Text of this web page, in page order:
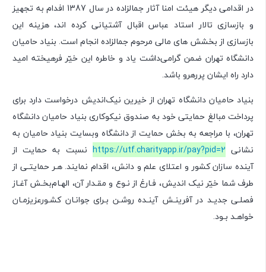
در اقدامی دیگر هیئت امنا آثار جمالزاده در سال 1387 افدام به تجهیز
و بازسازی تالار استاد عباس اقبال آشتیانی کرده اند، هزینه این
بازسازی از بخشش های مالی مرحوم جمالزاده انجام است. بنیاد حامیان
دانشگاه تهران ضمن گرامی‌داشت یاد و خاطره این خیّر فرهیخته امید
دارد راه ایشان پررهرو باشد.
بنیاد حامیان دانشگاه تهران از خیرین نیک‌اندیش درخواست دارد برای
پرداخت مبالغ حمایتی خود به صندوق نیکوکاری بنیاد حامیان دانشگاه
تهران، با مراجعه به بخش حمایت از دانشگاه وبسایت بنیاد حامیان به
نشانی https://utf.charityapp.ir/pay?pid=2 نسبت به حمایت از
آینده سازان کشور و اعتلای علم و دانش، اقدام نمایند. ‎هـر حمایتـی از
طرف شما خیّر نیک اندیش، فـارغ از نـوع و مقـدار آن، الهـام‌بخـش آغـاز
فصلـی جدیـد در آفرینـش آینـده روشـن بـرای جوانـان کشـورعزیزمـان
خواهـد بـود.